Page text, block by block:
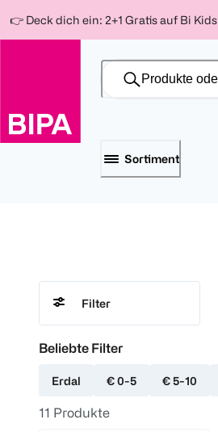
-10%
Für
150 Ös
-15%
Für
300 Ös
-20%
Für
500 Ös
zum
👉 Deck dich ein: 2+1 Gratis auf Bi Kids
Sortiment
Filter
Beliebte Filter
Erdal € 0-5 € 5-10
11 Produkte